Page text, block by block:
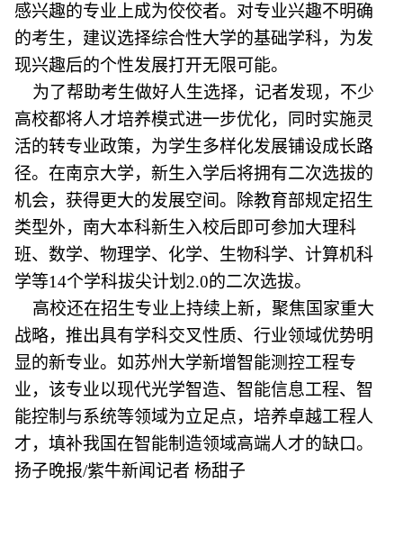
感兴趣的专业上成为佼佼者。对专业兴趣不明确
的考生，建议选择综合性大学的基础学科，为发
现兴趣后的个性发展打开无限可能。
为了帮助考生做好人生选择，记者发现，不少
高校都将人才培养模式进一步优化，同时实施灵
活的转专业政策，为学生多样化发展铺设成长路
径。在南京大学，新生入学后将拥有二次选拔的
机会，获得更大的发展空间。除教育部规定招生
类型外，南大本科新生入校后即可参加大理科
班、数学、物理学、化学、生物科学、计算机科
学等14个学科拔尖计划2.0的二次选拔。
高校还在招生专业上持续上新，聚焦国家重大
战略，推出具有学科交叉性质、行业领域优势明
显的新专业。如苏州大学新增智能测控工程专
业，该专业以现代光学智造、智能信息工程、智
能控制与系统等领域为立足点，培养卓越工程人
才，填补我国在智能制造领域高端人才的缺口。
扬子晚报/紫牛新闻记者 杨甜子